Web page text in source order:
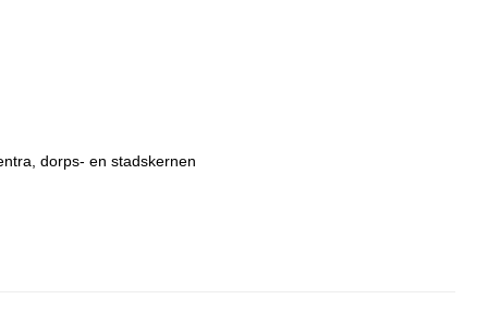
dorps- en stadskernen